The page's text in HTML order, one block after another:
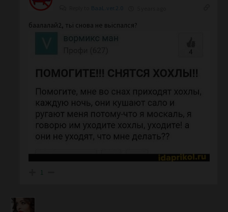
BaaL.ver.2.0
баалалай2, тьі снова не вьіспался?
1